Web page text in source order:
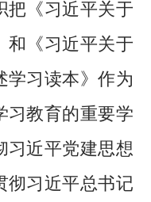
把《习近平关于
和《习近平关于
学习读本》作为
习教育的重要学
习近平党建思想
彻习近平总书记